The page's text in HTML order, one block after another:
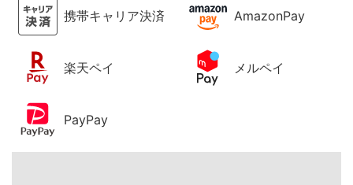
携帯キャリア決済 AmazonPay
楽天ペイ メルペイ
PayPay